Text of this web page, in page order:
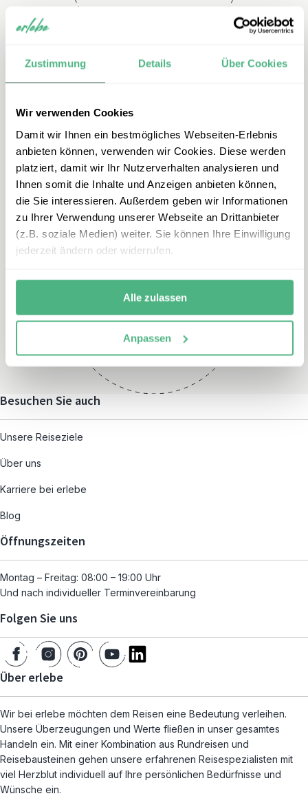
Zustimmung Details Über Cookies
Wir verwenden Cookies
Damit wir Ihnen ein bestmögliches Webseiten-Erlebnis
anbieten können, verwenden wir Cookies. Diese werden
platziert, damit wir Ihr Nutzerverhalten analysieren und
Ihnen somit die Inhalte und Anzeigen anbieten können,
die Sie interessieren. Außerdem geben wir Informationen
zu Ihrer Verwendung unserer Webseite an Drittanbieter
(z.B. soziale Medien) weiter. Sie können Ihre Einwilligung
jederzeit ändern oder widerrufen.
Alle zulassen
Anpassen
E-Mail
costarica@erlebe.de
Montag – Freitag:
und nach individueller
Terminvereinbarung
Besuchen Sie auch
Unsere Reiseziele
Über uns
Karriere bei erlebe
Blog
Öffnungszeiten
Montag – Freitag: 08:00 – 19:00 Uhr
Und nach individueller Terminvereinbarung
Folgen Sie uns
Über erlebe
Wir bei erlebe möchten dem Reisen eine Bedeutung verleihen.
Unsere Überzeugungen und Werte fließen in unser gesamtes
Handeln ein. Mit einer Kombination aus Rundreisen und
Reisebausteinen gehen unsere erfahrenen Reisespezialisten mit
viel Herzblut individuell auf Ihre persönlichen Bedürfnisse und
Wünsche ein.